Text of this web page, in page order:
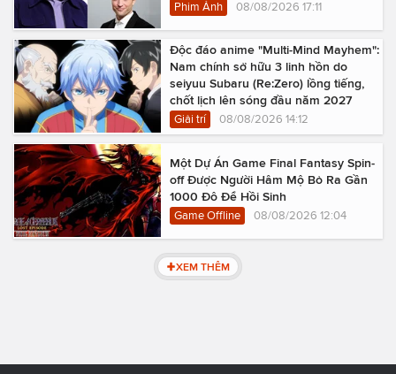
Phim Ảnh 08/08/2026 17:11
Độc đáo anime "Multi-Mind Mayhem":
Nam chính sở hữu 3 linh hồn do
seiyuu Subaru (Re:Zero) lồng tiếng,
chốt lịch lên sóng đầu năm 2027
Giải trí 08/08/2026 14:12
Một Dự Án Game Final Fantasy Spin-
off Được Người Hâm Mộ Bỏ Ra Gần
1000 Đô Để Hồi Sinh
Game Offline 08/08/2026 12:04
XEM THÊM